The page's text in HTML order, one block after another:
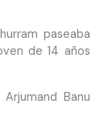
paseaba
de 14 años
Banu